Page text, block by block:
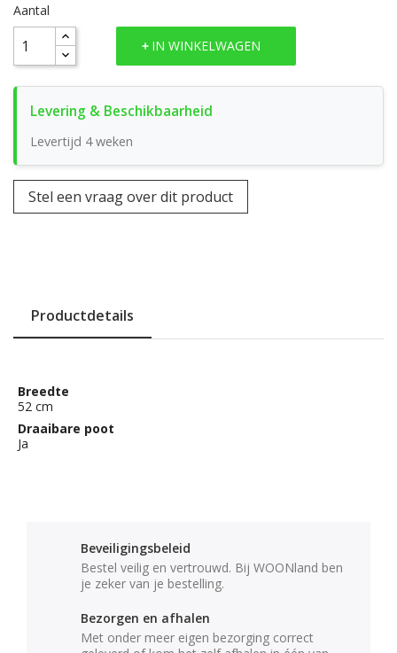
Aantal
IN WINKELWAGEN
Levertijd 4 weken
Stel een vraag over dit product
Productdetails
Breedte
52 cm
Draaibare poot
Ja
Beveiligingsbeleid
Bestel veilig en vertrouwd. Bij WOONland ben
je zeker van je bestelling.
Bezorgen en afhalen
Met onder meer eigen bezorging correct